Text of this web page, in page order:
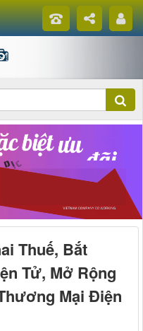
Thuế, Bắt
Tử, Mở Rộng
Mại Điện